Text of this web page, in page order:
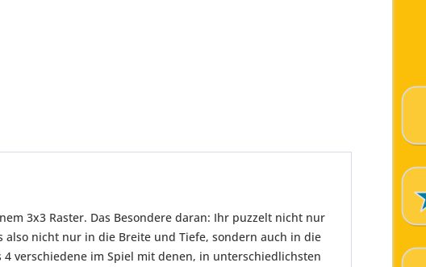
3x3 Raster. Das Besondere daran: Ihr puzzelt nicht nur
also nicht nur in die Breite und Tiefe, sondern auch in die
verschiedene im Spiel mit denen, in unterschiedlichsten